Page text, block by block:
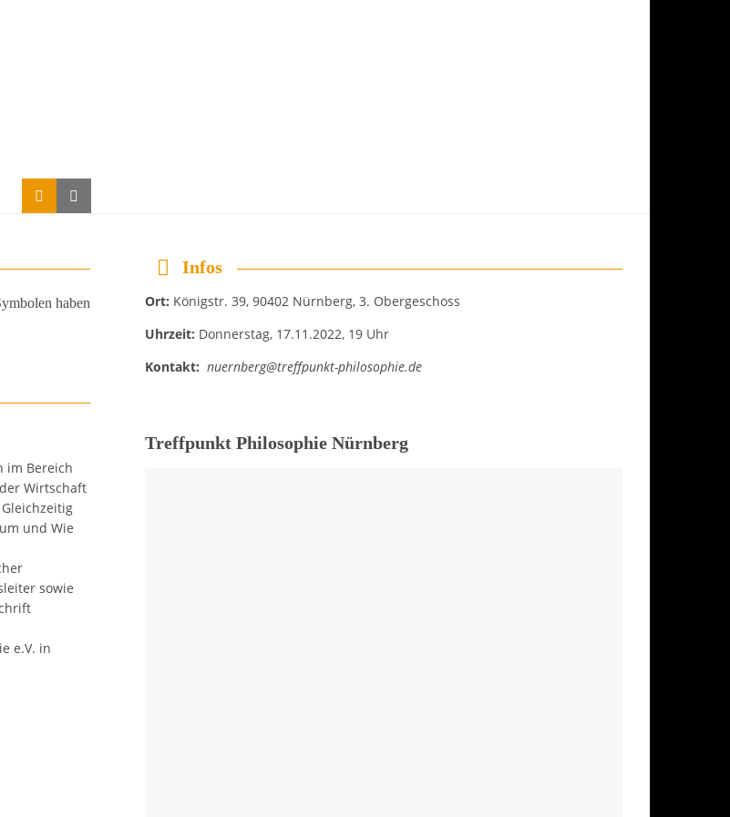
haben
im Bereich
Wirtschaft
und Wie
sowie
e.V. in
Infos
Ort: Königstr. 39, 90402 Nürnberg, 3. Obergeschoss
Uhrzeit: Donnerstag, 17.11.2022, 19 Uhr
Kontakt: nuernberg@treffpunkt-philosophie.de
Treffpunkt Philosophie Nürnberg